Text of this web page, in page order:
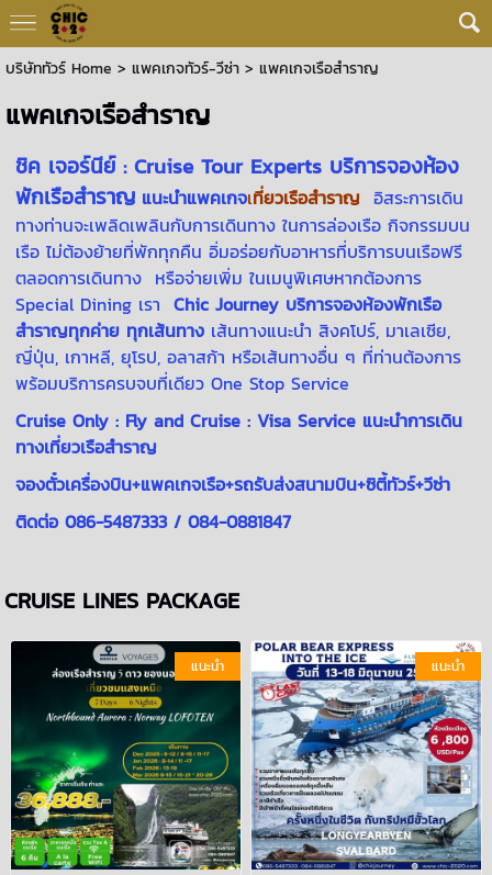
บริษัททัวร์ Home > แพคเกจทัวร์-วีซ่า> แพคเกจเรือสำราญ
แพคเกจเรือสำราญ
ชิค เจอร์นีย์ : Cruise Tour Experts บริการจองห้อง
พักเรือสำราญ แนะนำแพคเกจเที่ยวเรือสำราญ อิสระการเดิน
ทางท่านจะเพลิดเพลินกับการเดินทาง ในการล่องเรือ กิจกรรมบน
เรือ ไม่ต้องย้ายที่พักทุกคืน อิ่มอร่อยกับอาหารที่บริการบนเรือฟรี
ตลอดการเดินทาง หรือจ่ายเพิ่ม ในเมนูพิเศษหากต้องการ
Special Dining เรา Chic Journey บริการจองห้องพักเรือ
สำราญทุกค่าย ทุกเส้นทาง เส้นทางแนะนำ สิงคโปร์, มาเลเซีย,
ญี่ปุ่น, เกาหลี, ยุโรป, อลาสก้า หรือเส้นทางอื่น ๆ ที่ท่านต้องการ
พร้อมบริการครบจบที่เดียว One Stop Service
Cruise Only : Fly and Cruise : Visa Service แนะนำการเดิน
ทางเที่ยวเรือสำราญ
จองตั๋วเครื่องบิน+แพคเกจเรือ+รถรับส่งสนามบิน+ซิตี้ทัวร์+วีซ่า
ติดต่อ 086-5487333 / 084-0881847
CRUISE LINES PACKAGE
แนะนำ แนะนำ